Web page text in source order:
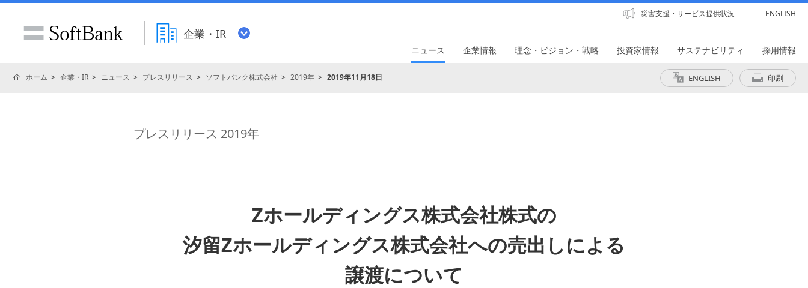
企業・IR
災害支援・サービス提供状況 ENGLISH
ニュース 企業情報 理念・ビジョン・戦略 投資家情報 サステナビリティ 採用情報
ホーム 企業・IR ニュース プレスリリース ソフトバンク株式会社 2019年 2019年11月18日 ENGLISH 印刷
プレスリリース 2019年
Zホールディングス株式会社株式の
汐留Zホールディングス株式会社への売出しによる
譲渡について